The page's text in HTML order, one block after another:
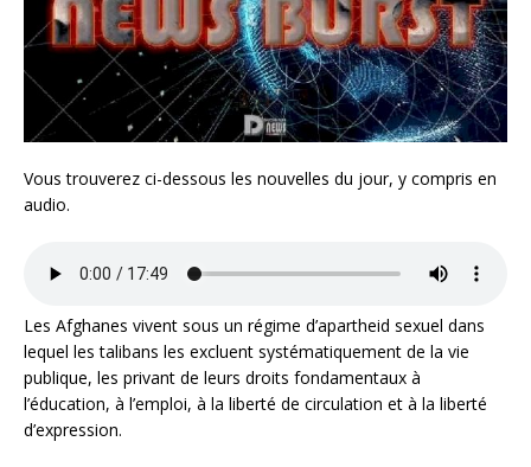
Vous trouverez ci-dessous les nouvelles du jour, y compris en
audio.
Les Afghanes vivent sous un régime d’apartheid sexuel dans
lequel les talibans les excluent systématiquement de la vie
publique, les privant de leurs droits fondamentaux à
l’éducation, à l’emploi, à la liberté de circulation et à la liberté
d’expression.